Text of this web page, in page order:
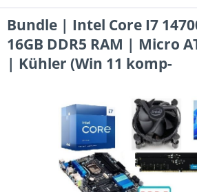
Bundle | Intel Core I7
16GB DDR5 RAM | Micro
| Kühler (Win 11 komp-